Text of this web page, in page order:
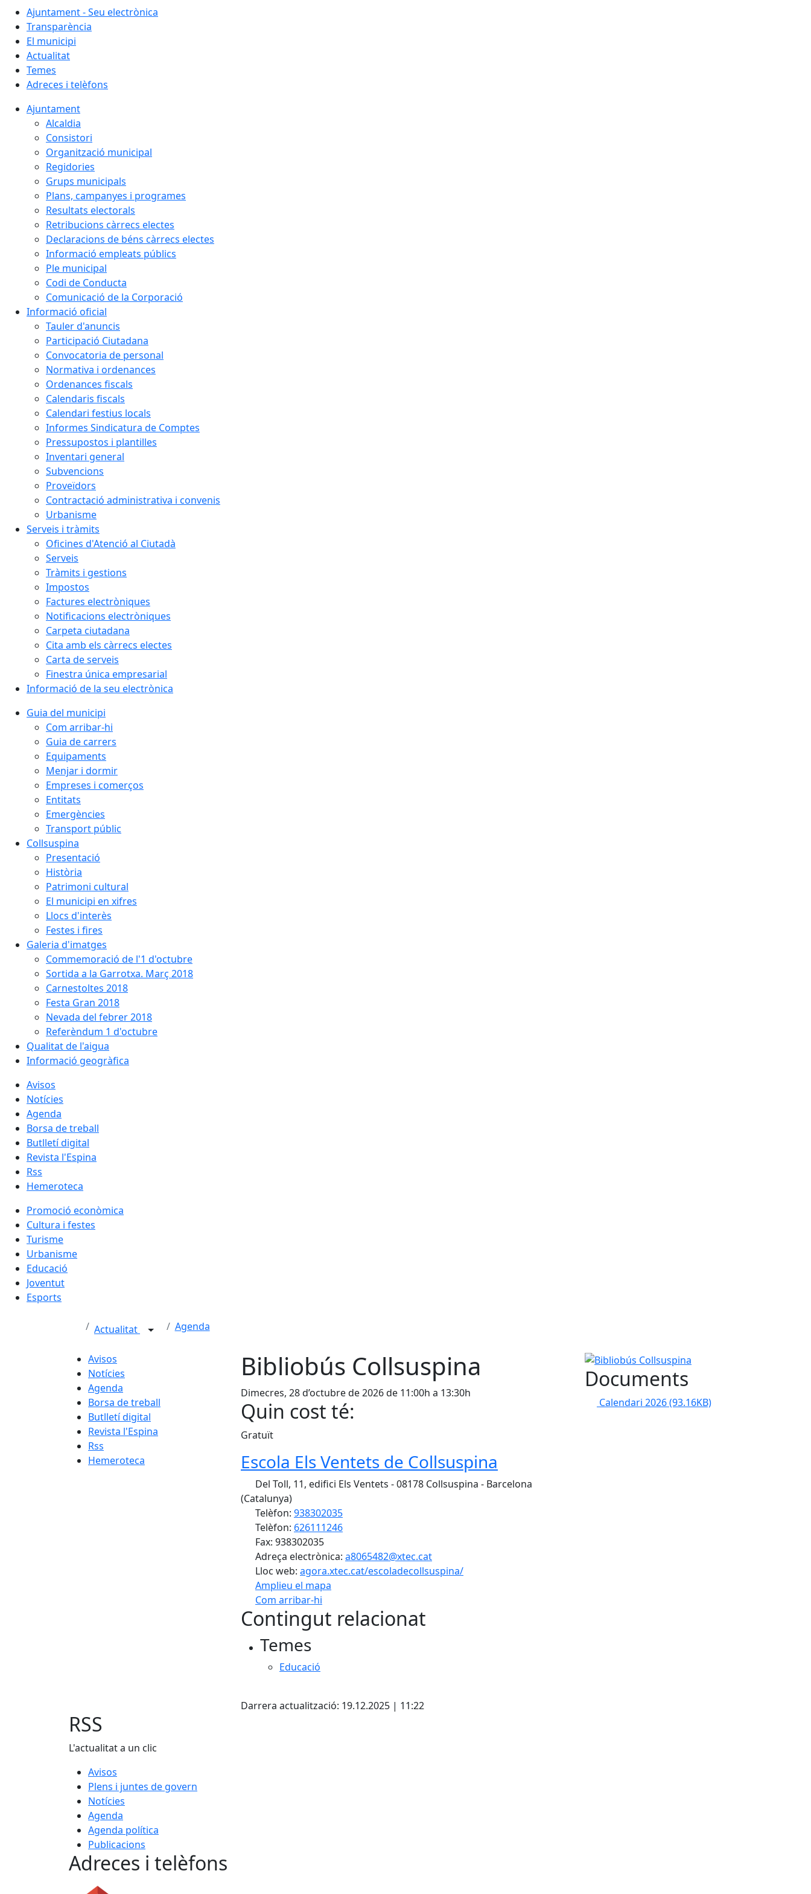
Ajuntament - Seu electrònica
Transparència
El municipi
Actualitat
Temes
Adreces i telèfons
Ajuntament
Alcaldia
Consistori
Organització municipal
Regidories
Grups municipals
Plans, campanyes i programes
Resultats electorals
Retribucions càrrecs electes
Declaracions de béns càrrecs electes
Informació empleats públics
Ple municipal
Codi de Conducta
Comunicació de la Corporació
Informació oficial
Tauler d'anuncis
Participació Ciutadana
Convocatoria de personal
Normativa i ordenances
Ordenances fiscals
Calendaris fiscals
Calendari festius locals
Informes Sindicatura de Comptes
Pressupostos i plantilles
Inventari general
Subvencions
Proveïdors
Contractació administrativa i convenis
Urbanisme
Serveis i tràmits
Oficines d'Atenció al Ciutadà
Serveis
Tràmits i gestions
Impostos
Factures electròniques
Notificacions electròniques
Carpeta ciutadana
Cita amb els càrrecs electes
Carta de serveis
Finestra única empresarial
Informació de la seu electrònica
Guia del municipi
Com arribar-hi
Guia de carrers
Equipaments
Menjar i dormir
Empreses i comerços
Entitats
Emergències
Transport públic
Collsuspina
Presentació
Història
Patrimoni cultural
El municipi en xifres
Llocs d'interès
Festes i fires
Galeria d'imatges
Commemoració de l'1 d'octubre
Sortida a la Garrotxa. Març 2018
Carnestoltes 2018
Festa Gran 2018
Nevada del febrer 2018
Referèndum 1 d'octubre
Qualitat de l'aigua
Informació geogràfica
Avisos
Notícies
Agenda
Borsa de treball
Butlletí digital
Revista l'Espina
Rss
Hemeroteca
Promoció econòmica
Cultura i festes
Turisme
Urbanisme
Educació
Joventut
Esports
Actualitat Agenda
Avisos
Notícies
Agenda
Borsa de treball
Butlletí digital
Revista l'Espina
Rss
Hemeroteca
Bibliobús Collsuspina
Dimecres, 28 d’octubre de 2026 de 11:00h a 13:30h
Quin cost té:
Gratuït
Escola Els Ventets de Collsuspina
Del Toll, 11, edifici Els Ventets - 08178 Collsuspina - Barcelona
(Catalunya)
Telèfon: 938302035
Telèfon: 626111246
Fax: 938302035
Adreça electrònica: a8065482@xtec.cat
Lloc web: agora.xtec.cat/escoladecollsuspina/
Amplieu el mapa
Com arribar-hi
+
−
Contingut relacionat
Temes
Educació
Darrera actualització: 19.12.2025 | 11:22
Bibliobús Collsuspina
Documents
Calendari 2026(93.16KB)
RSS
L'actualitat a un clic
Avisos
Plens i juntes de govern
Notícies
Agenda
Agenda política
Publicacions
Adreces i telèfons